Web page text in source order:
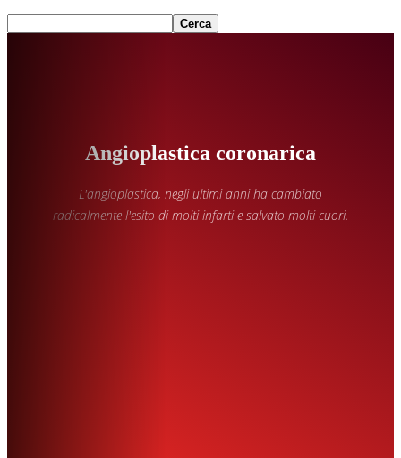
Angioplastica coronarica
L'angioplastica, negli ultimi anni ha cambiato
radicalmente l'esito di molti infarti e salvato molti cuori.